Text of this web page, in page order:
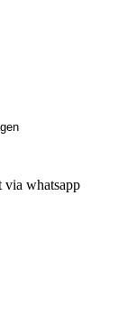
via whatsapp